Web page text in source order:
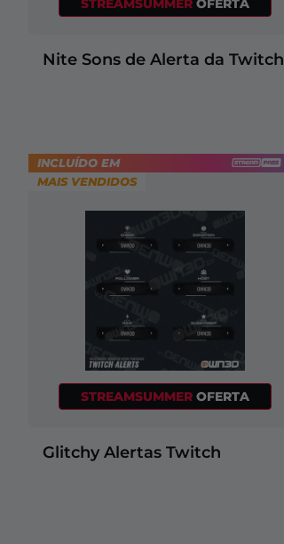
Misc
STREAMSUMMER OFERTA
Nite Sons de Alerta da Twitch
STREAMSUMMER OFERTA
INCLUÍDO EM
MAIS VENDIDOS
Glitchy Alertas Twitch